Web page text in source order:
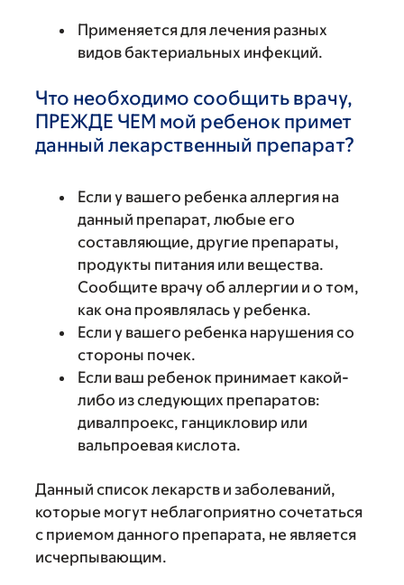
Применяется для лечения разных
видов бактериальных инфекций.
Что необходимо сообщить врачу,
ПРЕЖДЕ ЧЕМ мой ребенок примет
данный лекарственный препарат?
Если у вашего ребенка аллергия на
данный препарат, любые его
составляющие, другие препараты,
продукты питания или вещества.
Сообщите врачу об аллергии и о том,
как она проявлялась у ребенка.
Если у вашего ребенка нарушения со
стороны почек.
Если ваш ребенок принимает какой-
либо из следующих препаратов:
дивалпроекс, ганцикловир или
вальпроевая кислота.
Данный список лекарств и заболеваний,
которые могут неблагоприятно сочетаться
с приемом данного препарата, не является
исчерпывающим.